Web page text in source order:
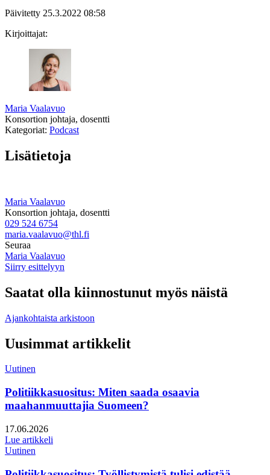
Päivitetty 25.3.2022 08:58
Kirjoittajat:
Maria Vaalavuo
Konsortion johtaja, dosentti
Kategoriat: Podcast
Lisätietoja
Maria Vaalavuo
Konsortion johtaja, dosentti
029 524 6754
maria.vaalavuo@thl.fi
Seuraa
Maria Vaalavuo
Siirry esittelyyn
Saatat olla kiinnostunut myös näistä
Ajankohtaista arkistoon
Uusimmat artikkelit
Uutinen
Politiikkasuositus: Miten saada osaavia
maahanmuuttajia Suomeen?
Julkaistu:
17.06.2026
Lue artikkeli
Uutinen